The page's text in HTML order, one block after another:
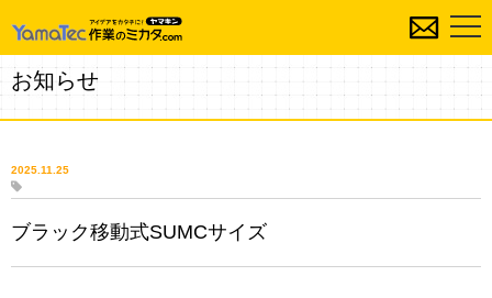
お知らせ
2025.11.25
ブラック移動式SUMCサイズ